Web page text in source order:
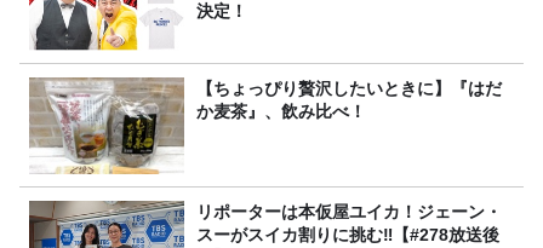
決定！
【ちょっぴり贅沢したいときに】『はだ
か麦茶』、飲み比べ！
リポーターは本仮屋ユイカ！ジェーン・
スーがスイカ割りに挑む‼【#278放送後